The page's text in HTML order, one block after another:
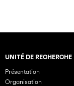
Rubriques
UNITÉ DE RECHERCHE
Présentation
Organisation